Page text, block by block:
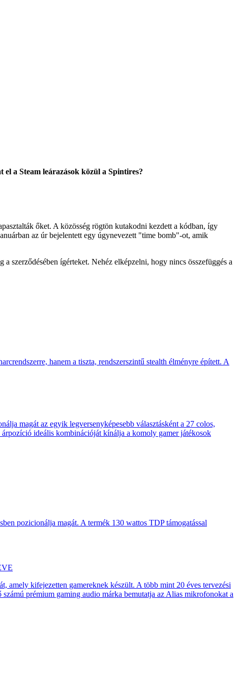
a Steam leárazások közül a Spintires?
őket. A közösség rögtön kutakodni kezdett a kódban, így
az úr bejelentett egy úgynevezett "time bomb"-ot, amik
szerződésében ígérteket. Nehéz elképzelni, hogy nincs összefüggés a
hanem a tiszta, rendszerszintű stealth élményre épített. A
magát az egyik legversenyképesebb választásként a 27 colos,
ideális kombinációját kínálja a komoly gamer játékosok
pozicionálja magát. A termék 130 wattos TDP támogatással
amely kifejezetten gamereknek készült. A több mint 20 éves tervezési
számú prémium gaming audio márka bemutatja az Alias mikrofonokat a